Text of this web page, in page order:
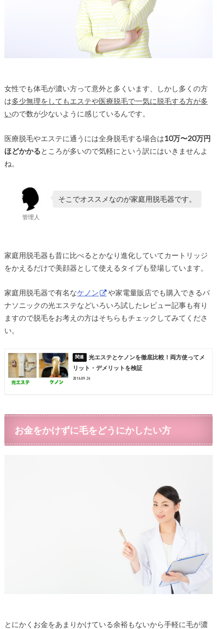
女性でも体毛が濃い方って意外と多くいます、しかし多くの方
は多少無理をしてもエステや医療脱毛で一気に脱毛する方が多
いので数が少ないように感じているんです。
医療脱毛やエステに通うには全身脱毛する場合は10万〜20万円
ほどかかるところが多いので気軽にという訳にはいきませんよ
ね。
管理人
そこでオススメなのが家庭用脱毛器です。
家庭用脱毛器も昔に比べるとかなり進化していてカートリッジ
をかえるだけで美顔器として使えるタイプも登場しています。
家庭用脱毛器で有名なケノン
や家電量販店でも購入できるパ
ナソニックの光エステなどいろいろ試したレビュー記事も有り
ますので脱毛をお考えの方はそちらもチェックしてみてくださ
い。
光エステとケノンを徹底比較！両方使ってメ
リット・デメリットを検証
2016.09.26
お金をかけずに毛をどうにかしたい方
とにかくお金をあまりかけている余裕もないから手軽に毛が濃